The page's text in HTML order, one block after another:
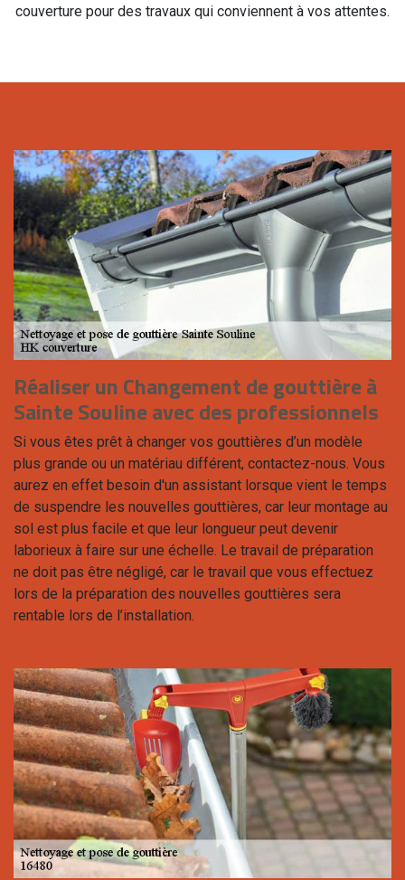
couverture pour des travaux qui conviennent à vos attentes.
Réaliser un Changement de gouttière à
Sainte Souline avec des professionnels
Si vous êtes prêt à changer vos gouttières d’un modèle
plus grande ou un matériau différent, contactez-nous. Vous
aurez en effet besoin d'un assistant lorsque vient le temps
de suspendre les nouvelles gouttières, car leur montage au
sol est plus facile et que leur longueur peut devenir
laborieux à faire sur une échelle. Le travail de préparation
ne doit pas être négligé, car le travail que vous effectuez
lors de la préparation des nouvelles gouttières sera
rentable lors de l’installation.